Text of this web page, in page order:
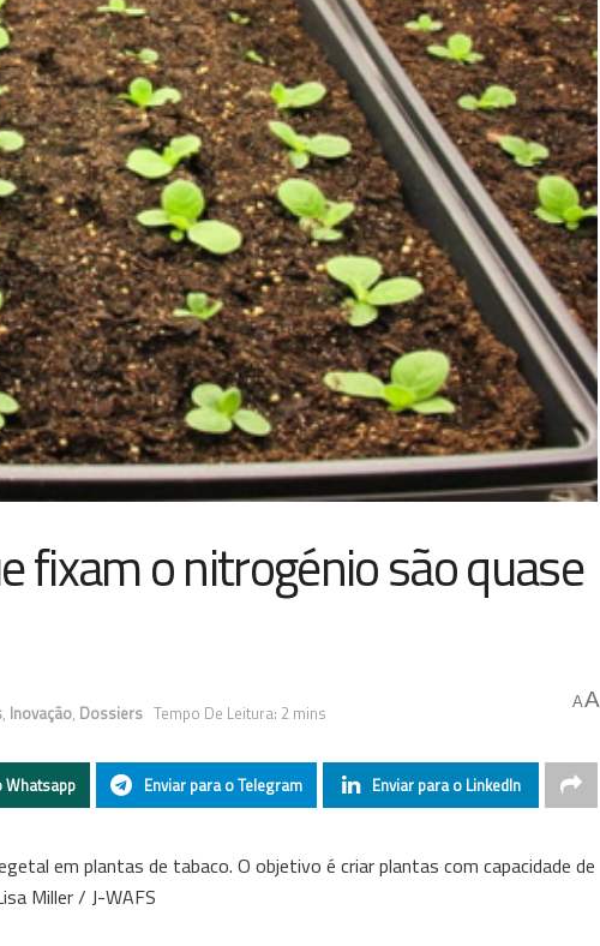
fixam o nitrogénio são quase
, Inovação, Dossiers Tempo De Leitura: 2 mins AA
Whatsapp Enviar para o Telegram Enviar para o LinkedIn
em plantas de tabaco. O objetivo é criar plantas com capacidade de
Miller / J-WAFS